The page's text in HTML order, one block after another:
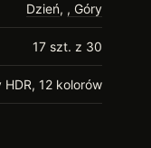
Dzień, Góry
17 szt. z 30
12 kolorów